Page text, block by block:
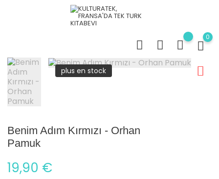
0
plus en stock
Benim Adım Kırmızı - Orhan
Pamuk
19,90 €